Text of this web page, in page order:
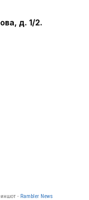
д. 1/2.
- Rambler News